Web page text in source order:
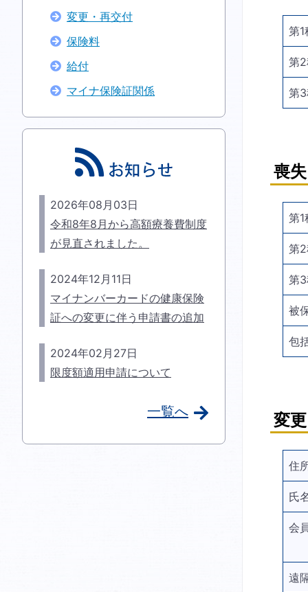
第
第
第
喪失
第
第
第
被
包
変
住
氏
会
遠
変更・再交付
保険料
給付
マイナ保険証関係
2026年08月03日
令和8年8月から高額療養費制度
が見直されました。
2024年12月11日
マイナンバーカードの健康保険
証への変更に伴う申請書の追加
2024年02月27日
限度額適用申請について
一覧へ